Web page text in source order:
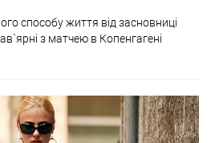
способу життя від засновниці
з матчею в Копенгагені